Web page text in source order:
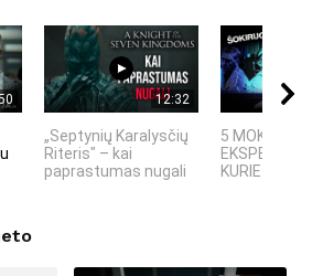
12:32
„Septynių Karalysčių
Riteris" – kai
paprastumas nugali
5 MOKSLINIAI
KURIE